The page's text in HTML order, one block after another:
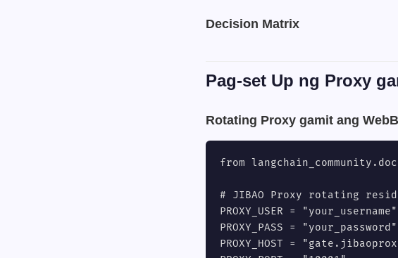
Decision Matrix
Pag-set Up ng Proxy
Rotating Proxy gamit ang
from
# JIBAO Proxy rotating
PROXY_USER = "your_username"
PROXY_PASS = "your_password"
PROXY_HOST =